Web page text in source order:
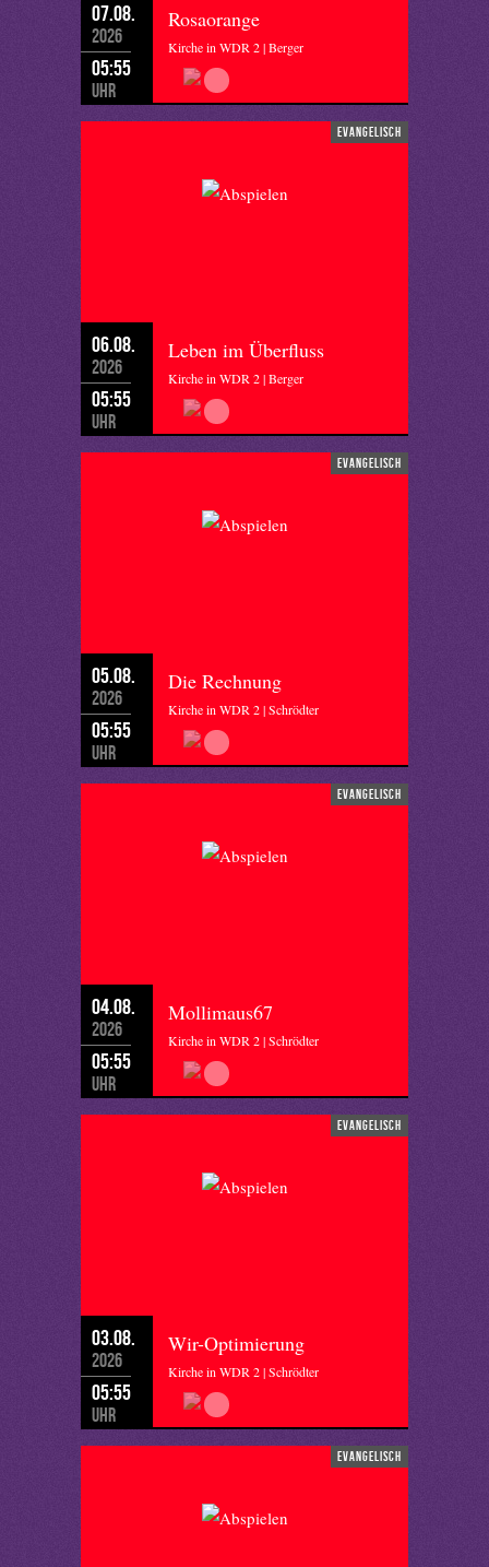
07.08.
2026
05:55
Uhr
Rosaorange
Kirche in WDR 2 | Berger
evangelisch
06.08.
2026
05:55
Uhr
Leben im Überfluss
Kirche in WDR 2 | Berger
evangelisch
05.08.
2026
05:55
Uhr
Die Rechnung
Kirche in WDR 2 | Schrödter
evangelisch
04.08.
2026
05:55
Uhr
Mollimaus67
Kirche in WDR 2 | Schrödter
evangelisch
03.08.
2026
05:55
Uhr
Wir-Optimierung
Kirche in WDR 2 | Schrödter
evangelisch